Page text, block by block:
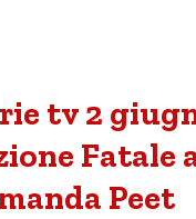
tv 2
Fatale
Peet